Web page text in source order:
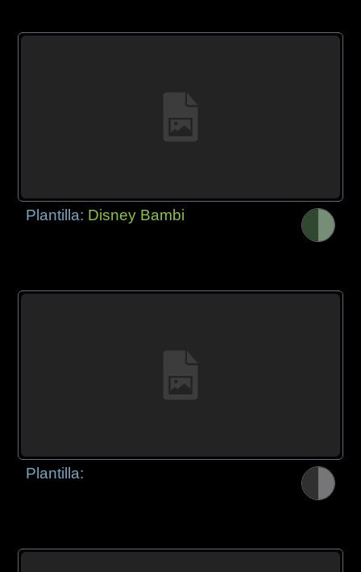
Plantilla: Disney Bambi
Plantilla: